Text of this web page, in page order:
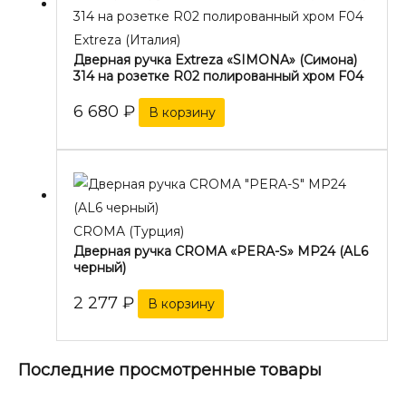
Extreza (Италия)
Дверная ручка Extreza «SIMONA» (Симона)
314 на розетке R02 полированный хром F04
6 680 ₽ В корзину
CROMA (Турция)
Дверная ручка CROMA «PERA-S» MP24 (AL6
черный)
2 277 ₽ В корзину
Последние просмотренные товары